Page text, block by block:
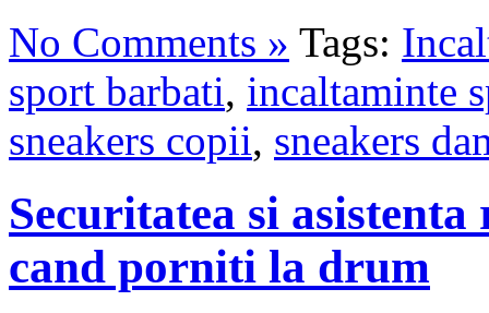
No Comments » Tags:
sport barbati, incaltaminte
sneakers copii, sneakers
Securitatea si
cand porniti la drum